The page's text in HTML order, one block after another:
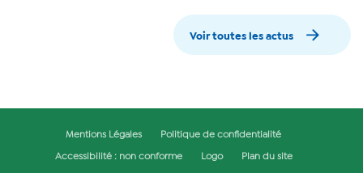
Voir toutes les actus
Mentions Légales Politique de confidentialité
Accessibilité : non conforme Logo Plan du site